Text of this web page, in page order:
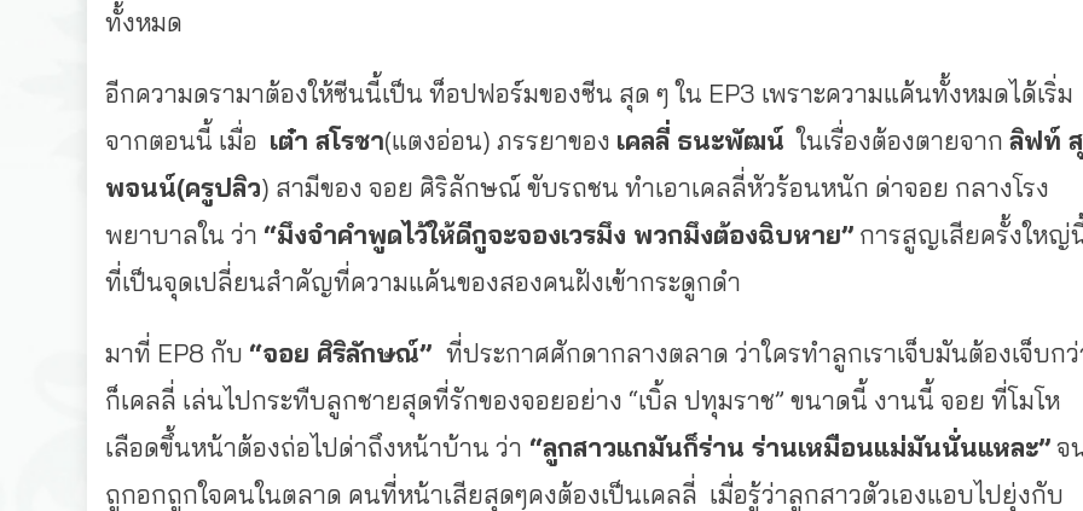
ทั้งหมด
อีกความดรามาต้องให้ซีนนี้เป็น ท็อปฟอร์มของซีน สุด ๆ ใน EP3 เพราะความแค้นทั้งหมดได้เริ่ม
จากตอนนี้ เมื่อ เต๋า สโรชา(แตงอ่อน) ภรรยาของ เคลลี่ ธนะพัฒน์ ในเรื่องต้องตายจาก ลิฟท์ สุ
พจนน์(ครูปลิว) สามีของ จอย ศิริลักษณ์ ขับรถชน ทำเอาเคลลี่หัวร้อนหนัก ด่าจอย กลางโรง
พยาบาลใน ว่า “มึงจำคำพูดไว้ให้ดีกูจะจองเวรมึง พวกมึงต้องฉิบหาย” การสูญเสียครั้งใหญ่
ที่เป็นจุดเปลี่ยนสำคัญที่ความแค้นของสองคนฝังเข้ากระดูกดำ
มาที่ EP8 กับ “จอย ศิริลักษณ์” ที่ประกาศศักดากลางตลาด ว่าใครทำลูกเราเจ็บมันต้องเจ็บก
ก็เคลลี่ เล่นไปกระทืบลูกชายสุดที่รักของจอยอย่าง “เบิ้ล ปทุมราช” ขนาดนี้ งานนี้ จอย ที่โมโห
เลือดขึ้นหน้าต้องถ่อไปด่าถึงหน้าบ้าน ว่า “ลูกสาวแกมันก็ร่าน ร่านเหมือนแม่มันนั่นแหละ”จ
ถูกอกถูกใจคนในตลาด คนที่หน้าเสียสุดๆคงต้องเป็นเคลลี่ เมื่อรู้ว่าลูกสาวตัวเองแอบไปยุ่งกับ